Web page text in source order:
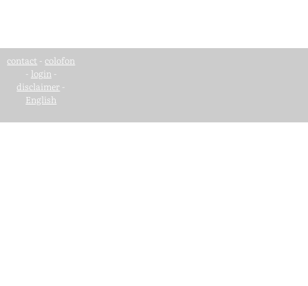
contact - colofon
- login -
disclaimer -
English